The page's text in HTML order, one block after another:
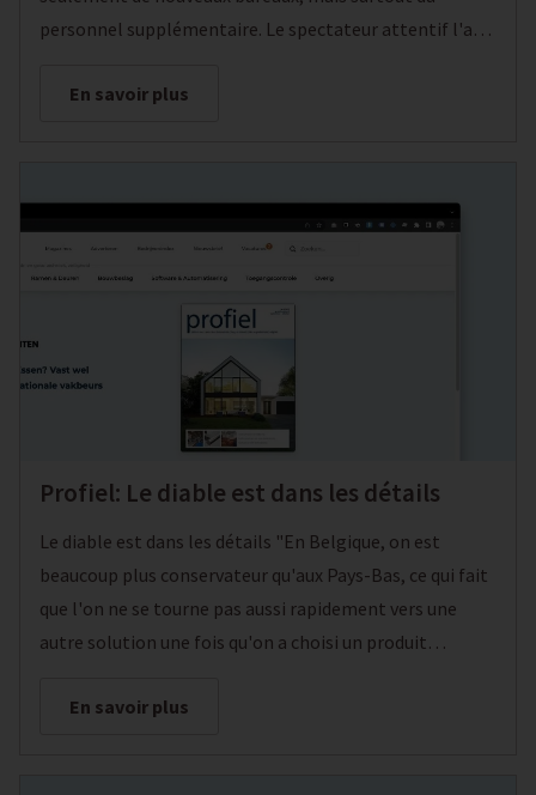
personnel supplémentaire. Le spectateur attentif l'a
chercher bien loin. C'est avec une grande fierté que nous
En savoir plus
Profiel: Le diable est dans les détails
Le diable est dans les détails "En Belgique, on est
beaucoup plus conservateur qu'aux Pays-Bas, ce qui fait
que l'on ne se tourne pas aussi rapidement vers une
autre solution une fois qu'on a choisi un produit
souvent qu'ils auraient dû franchir le pas depuis bien
En savoir plus